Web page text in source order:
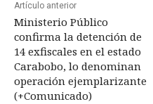
Artículo anterior
Ministerio Público
confirma la detención de
14 exfiscales en el estado
Carabobo, lo denominan
operación ejemplarizante
(+Comunicado)